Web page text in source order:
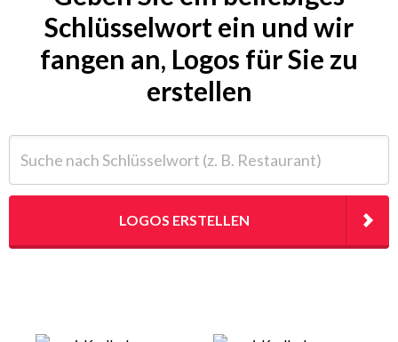
Schlüsselwort ein und wir
fangen an, Logos für Sie zu
erstellen
LOGOS ERSTELLEN